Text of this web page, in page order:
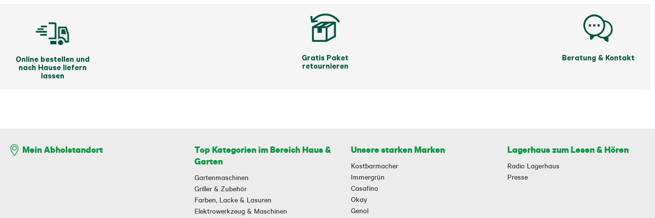
Online bestellen und
nach Hause liefern
lassen
Gratis Paket
retournieren
Beratung & Kontakt
Mein Abholstandort
Top Kategorien im Bereich Haus &
Garten
Gartenmaschinen
Griller & Zubehör
Farben, Lacke & Lasuren
Elektrowerkzeug & Maschinen
Unsere starken Marken
Kostbarmacher
Immergrün
Casafino
Okay
Genol
Lagerhaus zum Lesen & Hören
Radio Lagerhaus
Presse